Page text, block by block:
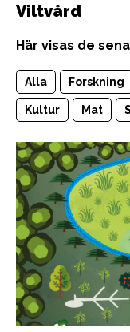
Viltvård
Här visas de
Alla Forskning
Kultur Mat